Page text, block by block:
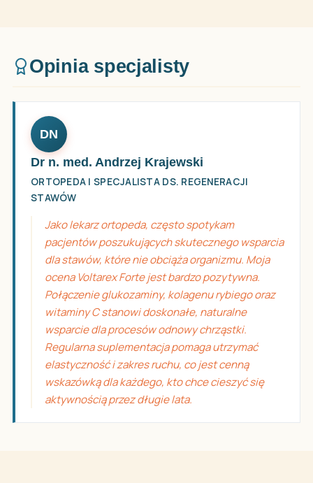
Opinia specjalisty
DN
Dr n. med. Andrzej Krajewski
ORTOPEDA I SPECJALISTA DS. REGENERACJI
STAWÓW
Jako lekarz ortopeda, często spotykam
pacjentów poszukujących skutecznego wsparcia
dla stawów, które nie obciąża organizmu. Moja
ocena Voltarex Forte jest bardzo pozytywna.
Połączenie glukozaminy, kolagenu rybiego oraz
witaminy C stanowi doskonałe, naturalne
wsparcie dla procesów odnowy chrząstki.
Regularna suplementacja pomaga utrzymać
elastyczność i zakres ruchu, co jest cenną
wskazówką dla każdego, kto chce cieszyć się
aktywnością przez długie lata.